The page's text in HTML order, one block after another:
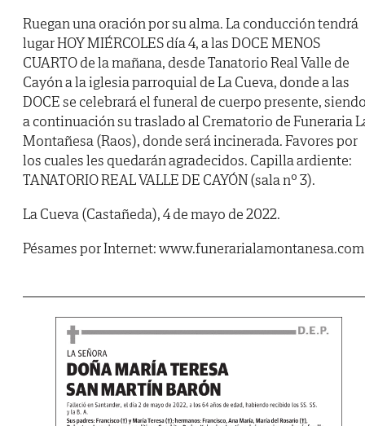
Ruegan una oración por su alma. La conducción tendrá
lugar HOY MIÉRCOLES día 4, a las DOCE MENOS
CUARTO de la mañana, desde Tanatorio Real Valle de
Cayón a la iglesia parroquial de La Cueva, donde a las
DOCE se celebrará el funeral de cuerpo presente,
a continuación su traslado al Crematorio de Funeraria
Montañesa (Raos), donde será incinerada. Favores por
los cuales les quedarán agradecidos. Capilla ardiente:
TANATORIO REAL VALLE DE CAYÓN (sala nº 3).
La Cueva (Castañeda), 4 de mayo de 2022.
Pésames por Internet: www.funerarialamontanesa.com